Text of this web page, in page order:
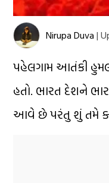
Nirupa Duva |
પહેલગામ આતંકી
હતો. ભારત દેશને
આવે છે પરંતુ શું તમે